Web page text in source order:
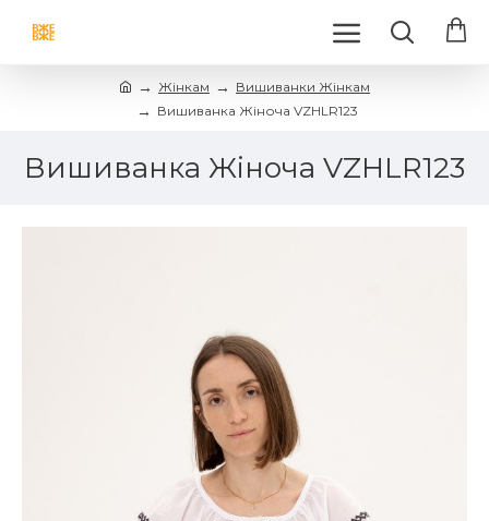
Жінкам
Вишиванки Жінкам
Вишиванка Жіноча VZHLR123
Вишиванка Жіноча VZHLR123